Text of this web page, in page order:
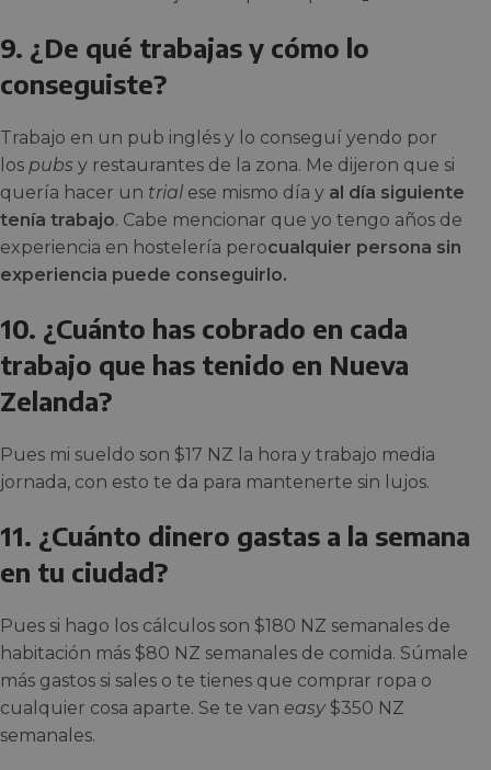
9. ¿De qué trabajas y cómo lo
conseguiste?
Trabajo en un pub inglés y lo conseguí yendo por
los pubs y restaurantes de la zona. Me dijeron que si
quería hacer un trial ese mismo día y al día siguiente
tenía trabajo. Cabe mencionar que yo tengo años de
experiencia en hostelería perocualquier persona sin
experiencia puede conseguirlo.
10. ¿Cuánto has cobrado en cada
trabajo que has tenido en Nueva
Zelanda?
Pues mi sueldo son $17 NZ la hora y trabajo media
jornada, con esto te da para mantenerte sin lujos.
11. ¿Cuánto dinero gastas a la semana
en tu ciudad?
Pues si hago los cálculos son $180 NZ semanales de
habitación más $80 NZ semanales de comida. Súmale
más gastos si sales o te tienes que comprar ropa o
cualquier cosa aparte. Se te van easy $350 NZ
semanales.